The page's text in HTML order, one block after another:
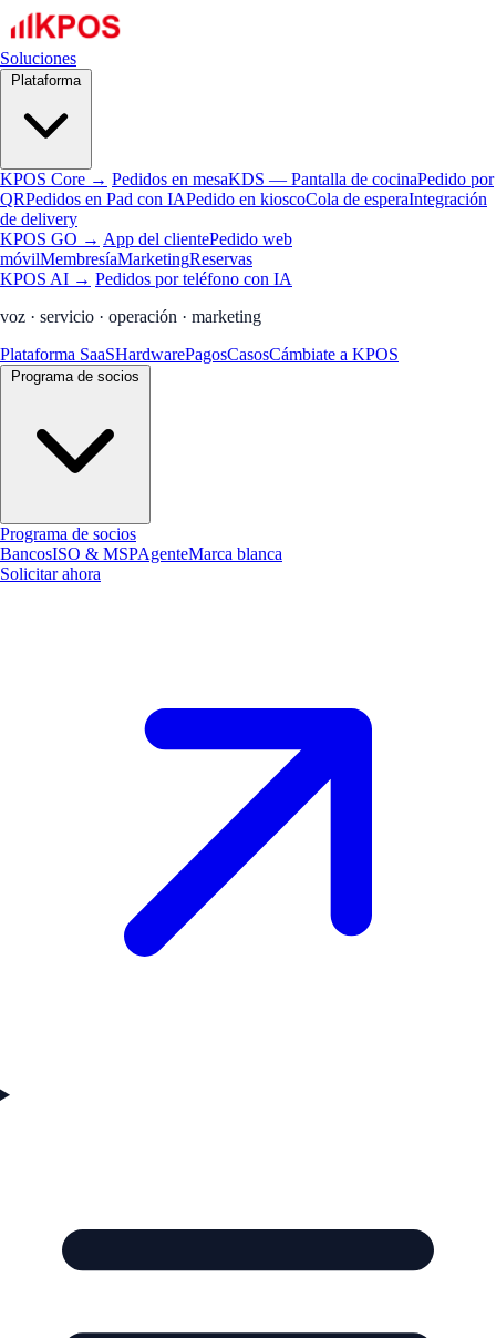
Soluciones
Plataforma
KPOS Core → Pedidos en mesaKDS — Pantalla de cocinaPedido por
QRPedidos en Pad con IAPedido en kioscoCola de esperaIntegración
de delivery
KPOS GO → App del clientePedido web
móvilMembresíaMarketingReservas
KPOS AI → Pedidos por teléfono con IA
voz · servicio · operación · marketing
Plataforma SaaSHardwarePagosCasosCámbiate a KPOS
Programa de socios
BancosISO & MSPAgenteMarca blanca
Solicitar ahora